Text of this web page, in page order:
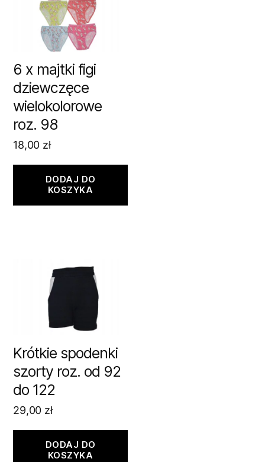
6 x majtki figi
dziewczęce
wielokolorowe
roz. 98
18,00 zł
DODAJ DO
KOSZYKA
Krótkie spodenki
szorty roz. od 92
do 122
29,00 zł
DODAJ DO
KOSZYKA